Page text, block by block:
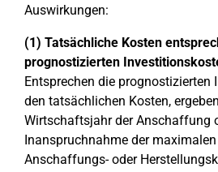
Auswirkungen:
(1) Tatsächliche Kosten
prognostizierten
Entsprechen die prognostizierten
den tatsächlichen Kosten,
Wirtschaftsjahr der Anschaffung
Inanspruchnahme der
Anschaffungs- oder